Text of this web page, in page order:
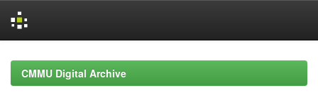
navigationCMMU Digital Archive